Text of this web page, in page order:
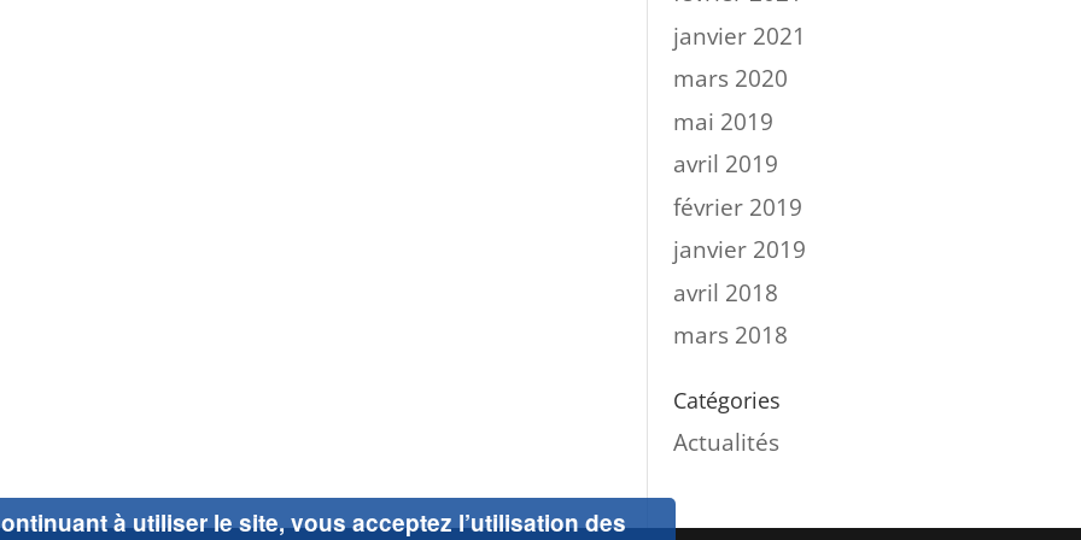
janvier 2021
mars 2020
mai 2019
avril 2019
février 2019
janvier 2019
avril 2018
mars 2018
Catégories
Actualités
à utiliser le site, vous acceptez l’utilisation des